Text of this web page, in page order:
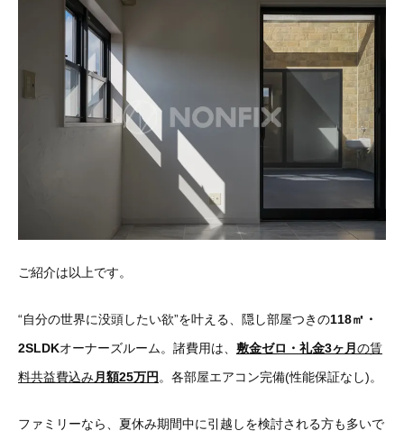
ご紹介は以上です。
“自分の世界に没頭したい欲”を叶える、隠し部屋つきの118㎡・
2SLDKオーナーズルーム。諸費用は、 敷金ゼロ・礼金3ヶ月 の賃
料共益費込み月額25万円。各部屋エアコン完備(性能保証なし)。
ファミリーなら、夏休み期間中に引越しを検討される方も多いで